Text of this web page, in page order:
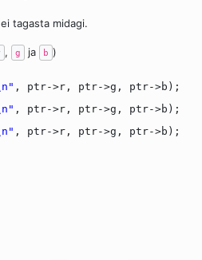
tagasta midagi.
, g ja b )
, ptr->r, ptr->g, ptr->b);
, ptr->r, ptr->g, ptr->b);
, ptr->r, ptr->g, ptr->b);